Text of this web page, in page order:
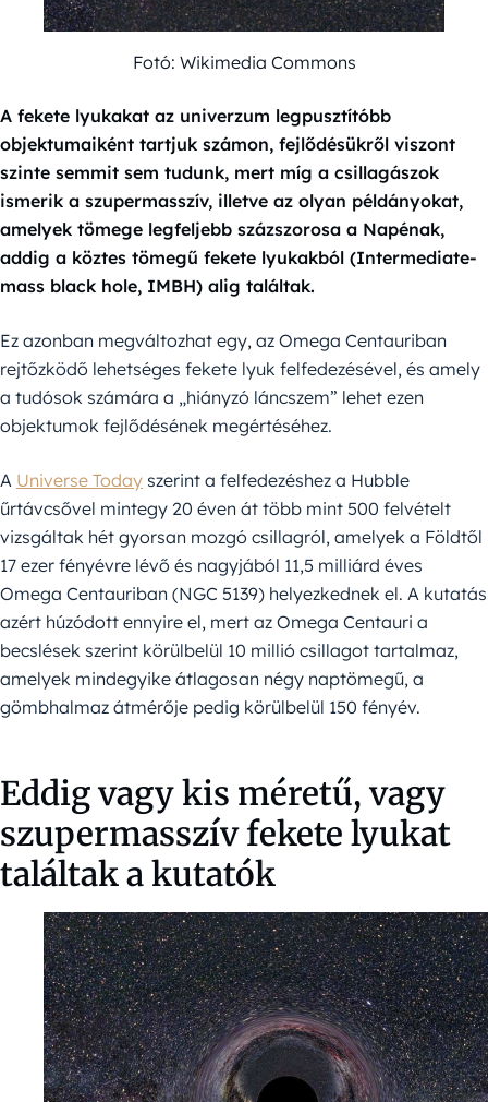
Fotó: Wikimedia Commons
A fekete lyukakat az univerzum legpusztítóbb
objektumaiként tartjuk számon, fejlődésükről viszont
szinte semmit sem tudunk, mert míg a csillagászok
ismerik a szupermasszív, illetve az olyan példányokat,
amelyek tömege legfeljebb százszorosa a Napénak,
addig a köztes tömegű fekete lyukakból (Intermediate-
mass black hole, IMBH) alig találtak.
Ez azonban megváltozhat egy, az Omega Centauriban
rejtőzködő lehetséges fekete lyuk felfedezésével, és amely
a tudósok számára a „hiányzó láncszem” lehet ezen
objektumok fejlődésének megértéséhez.
A Universe Today szerint a felfedezéshez a Hubble
űrtávcsővel mintegy 20 éven át több mint 500 felvételt
vizsgáltak hét gyorsan mozgó csillagról, amelyek a Földtől
17 ezer fényévre lévő és nagyjából 11,5 milliárd éves
Omega Centauriban (NGC 5139) helyezkednek el. A kutatás
azért húzódott ennyire el, mert az Omega Centauri a
becslések szerint körülbelül 10 millió csillagot tartalmaz,
amelyek mindegyike átlagosan négy naptömegű, a
gömbhalmaz átmérője pedig körülbelül 150 fényév.
Eddig vagy kis méretű, vagy
szupermasszív fekete lyukat
találtak a kutatók